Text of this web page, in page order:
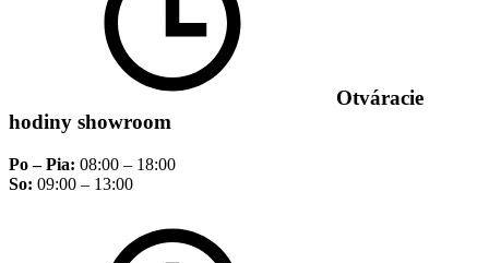
Otváracie
hodiny showroom
Po – Pia: 08:00 – 18:00
So: 09:00 – 13:00